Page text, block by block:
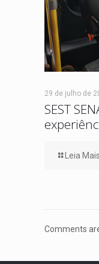
29 de julho de
SEST
Leia Mais
Comments